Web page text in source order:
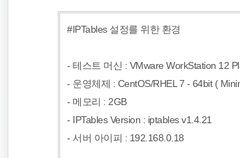
#IPTables 설정를 위한 환경
- 테스트 머신 : VMware WorkStation 12
- 운영체제 : CentOS/RHEL 7 - 64bit (
- 메모리 : 2GB
- IPTables Version : iptables v1.4.21
- 서버 아이피 : 192.168.0.18